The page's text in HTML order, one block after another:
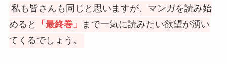
私も皆さんも同じと思いますが、マンガを読み始
めると
「最終巻」
まで一気に読みたい欲望が湧い
てくるでしょう。